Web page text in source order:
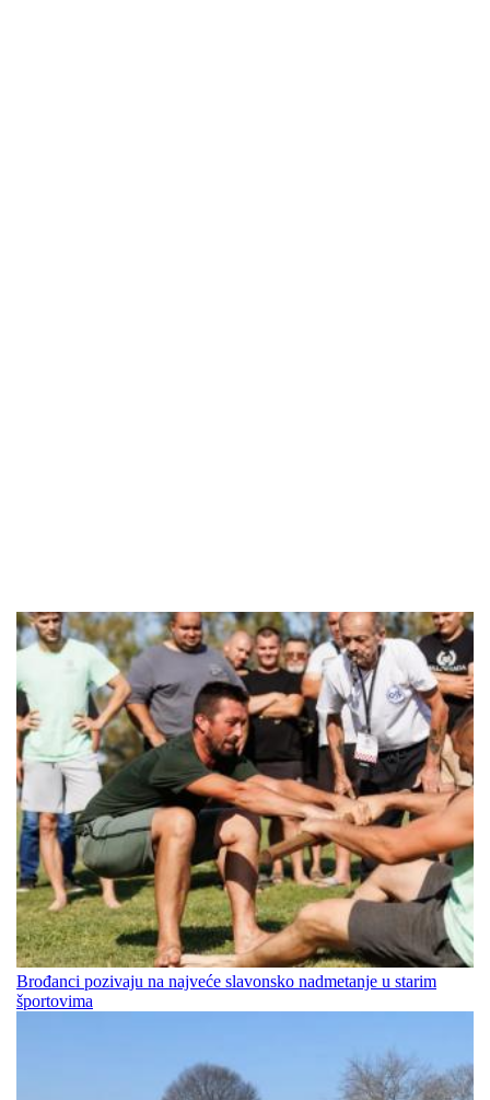
Brođanci pozivaju na najveće slavonsko nadmetanje u starim
športovima